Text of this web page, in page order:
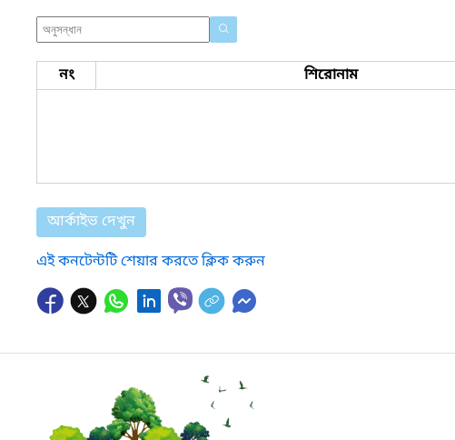
নং শিরোনাম
আর্কাইভ দেখুন
এই কনটেন্টটি শেয়ার করতে ক্লিক করুন